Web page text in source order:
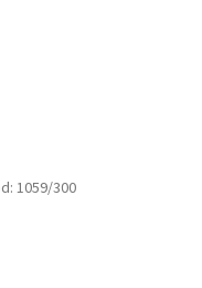
1059/300